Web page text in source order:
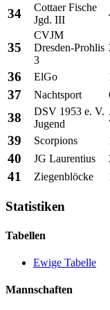
34
Cottaer Fische
Jgd. III
35
CVJM
Dresden-Prohlis
3
36 ElGo
37 Nachtsport
38
DSV 1953 e. V.
Jugend
39 Scorpions
40 JG Laurentius
41 Ziegenblöcke
Statistiken
Tabellen
Ewige Tabelle
Mannschaften